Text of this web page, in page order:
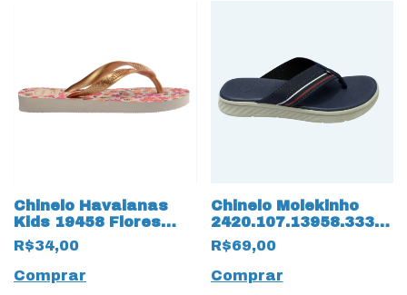
Chinelo Havaianas
Kids 19458 Flores
Bege
R$34,00
Comprar
Chinelo Molekinho
2420.107.13958.33300
Napa Floter 15836
Marinho
R$69,00
Comprar